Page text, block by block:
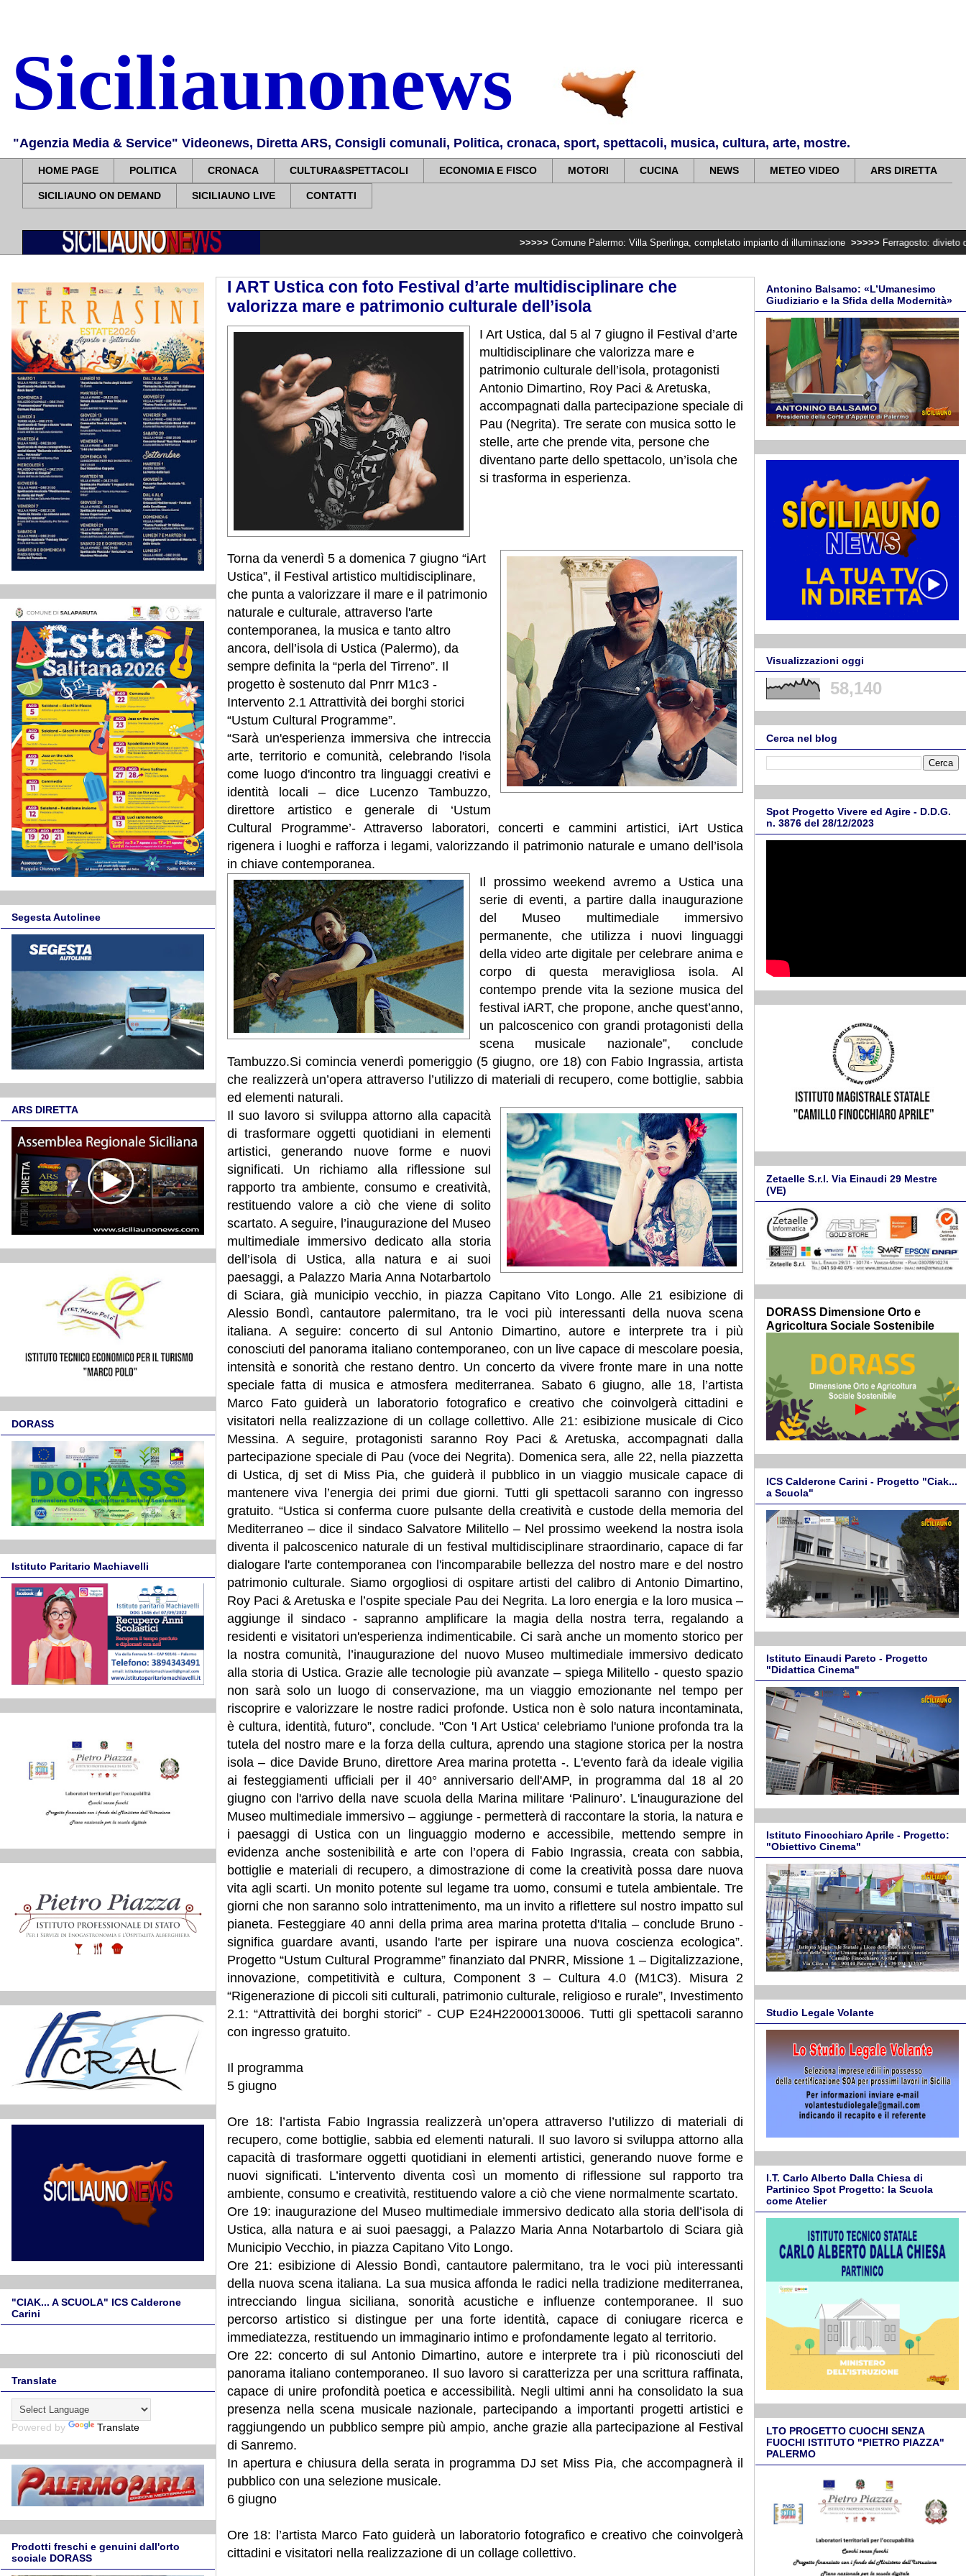
Siciliaunonews
"Agenzia Media & Service" Videonews, Diretta ARS, Consigli comunali, Politica, cronaca, sport, spettacoli, musica, cultura, arte, mostre.
HOME PAGE POLITICA CRONACA CULTURA&SPETTACOLI ECONOMIA E FISCO MOTORI CUCINA NEWS METEO VIDEO ARS DIRETTA
SICILIAUNO ON DEMAND SICILIAUNO LIVE CONTATTI
Comune Palermo: Villa Sperlinga, completato impianto di illuminazione >>>>> Ferragosto: divieto di trasportare
I ART Ustica con foto Festival d’arte multidisciplinare che
valorizza mare e patrimonio culturale dell’isola
I Art Ustica, dal 5 al 7 giugno il Festival d’arte
multidisciplinare che valorizza mare e
patrimonio culturale dell’isola, protagonisti
Antonio Dimartino, Roy Paci & Aretuska,
accompagnati dalla partecipazione speciale di
Pau (Negrita). Tre serate con musica sotto le
stelle, arte che prende vita, persone che
diventano parte dello spettacolo, un’isola che
si trasforma in esperienza.
Torna da venerdì 5 a domenica 7 giugno “iArt
Ustica”, il Festival artistico multidisciplinare,
che punta a valorizzare il mare e il patrimonio
naturale e culturale, attraverso l'arte
contemporanea, la musica e tanto altro
ancora, dell’isola di Ustica (Palermo), da
sempre definita la “perla del Tirreno”. Il
progetto è sostenuto dal Pnrr M1c3 -
Intervento 2.1 Attrattività dei borghi storici
“Ustum Cultural Programme”.
“Sarà un'esperienza immersiva che intreccia
arte, territorio e comunità, celebrando l'isola
come luogo d'incontro tra linguaggi creativi e
identità locali – dice Lucenzo Tambuzzo,
direttore artistico e generale di ‘Ustum
Cultural Programme’- Attraverso laboratori, concerti e cammini artistici, iArt Ustica
rigenera i luoghi e rafforza i legami, valorizzando il patrimonio naturale e umano dell’isola
in chiave contemporanea.
Il prossimo weekend avremo a Ustica una
serie di eventi, a partire dalla inaugurazione
del Museo multimediale immersivo
permanente, che utilizza i nuovi linguaggi
della video arte digitale per celebrare anima e
corpo di questa meravigliosa isola. Al
contempo prende vita la sezione musica del
festival iART, che propone, anche quest’anno,
un palcoscenico con grandi protagonisti della
scena musicale nazionale”, conclude
Tambuzzo.Si comincia venerdì pomeriggio (5 giugno, ore 18) con Fabio Ingrassia, artista
che realizzerà un’opera attraverso l’utilizzo di materiali di recupero, come bottiglie, sabbia
ed elementi naturali.
Il suo lavoro si sviluppa attorno alla capacità
di trasformare oggetti quotidiani in elementi
artistici, generando nuove forme e nuovi
significati. Un richiamo alla riflessione sul
rapporto tra ambiente, consumo e creatività,
restituendo valore a ciò che viene di solito
scartato. A seguire, l’inaugurazione del Museo
multimediale immersivo dedicato alla storia
dell’isola di Ustica, alla natura e ai suoi
paesaggi, a Palazzo Maria Anna Notarbartolo
di Sciara, già municipio vecchio, in piazza Capitano Vito Longo. Alle 21 esibizione di
Alessio Bondì, cantautore palermitano, tra le voci più interessanti della nuova scena
italiana. A seguire: concerto di sul Antonio Dimartino, autore e interprete tra i più
conosciuti del panorama italiano contemporaneo, con un live capace di mescolare poesia,
intensità e sonorità che restano dentro. Un concerto da vivere fronte mare in una notte
speciale fatta di musica e atmosfera mediterranea. Sabato 6 giugno, alle 18, l’artista
Marco Fato guiderà un laboratorio fotografico e creativo che coinvolgerà cittadini e
visitatori nella realizzazione di un collage collettivo. Alle 21: esibizione musicale di Cico
Messina. A seguire, protagonisti saranno Roy Paci & Aretuska, accompagnati dalla
partecipazione speciale di Pau (voce dei Negrita). Domenica sera, alle 22, nella piazzetta
di Ustica, dj set di Miss Pia, che guiderà il pubblico in un viaggio musicale capace di
mantenere viva l’energia dei primi due giorni. Tutti gli spettacoli saranno con ingresso
gratuito. “Ustica si conferma cuore pulsante della creatività e custode della memoria del
Mediterraneo – dice il sindaco Salvatore Militello – Nel prossimo weekend la nostra isola
diventa il palcoscenico naturale di un festival multidisciplinare straordinario, capace di far
dialogare l'arte contemporanea con l'incomparabile bellezza del nostro mare e del nostro
patrimonio culturale. Siamo orgogliosi di ospitare artisti del calibro di Antonio Dimartino,
Roy Paci & Aretuska e l’ospite speciale Pau dei Negrita. La loro energia e la loro musica –
aggiunge il sindaco - sapranno amplificare la magia della nostra terra, regalando a
residenti e visitatori un'esperienza indimenticabile. Ci sarà anche un momento storico per
la nostra comunità, l’inaugurazione del nuovo Museo multimediale immersivo dedicato
alla storia di Ustica. Grazie alle tecnologie più avanzate – spiega Militello - questo spazio
non sarà solo un luogo di conservazione, ma un viaggio emozionante nel tempo per
riscoprire e valorizzare le nostre radici profonde. Ustica non è solo natura incontaminata,
è cultura, identità, futuro”, conclude. "Con 'I Art Ustica' celebriamo l'unione profonda tra la
tutela del nostro mare e la forza della cultura, aprendo una stagione storica per la nostra
isola – dice Davide Bruno, direttore Area marina protetta -. L'evento farà da ideale vigilia
ai festeggiamenti ufficiali per il 40° anniversario dell'AMP, in programma dal 18 al 20
giugno con l'arrivo della nave scuola della Marina militare ‘Palinuro’. L'inaugurazione del
Museo multimediale immersivo – aggiunge - permetterà di raccontare la storia, la natura e
i paesaggi di Ustica con un linguaggio moderno e accessibile, mettendo sempre in
evidenza anche sostenibilità e arte con l’opera di Fabio Ingrassia, creata con sabbia,
bottiglie e materiali di recupero, a dimostrazione di come la creatività possa dare nuova
vita agli scarti. Un monito potente sul legame tra uomo, consumi e tutela ambientale. Tre
giorni che non saranno solo intrattenimento, ma un invito a riflettere sul nostro impatto sul
pianeta. Festeggiare 40 anni della prima area marina protetta d'Italia – conclude Bruno -
significa guardare avanti, usando l'arte per ispirare una nuova coscienza ecologica”.
Progetto “Ustum Cultural Programme” finanziato dal PNRR, Missione 1 – Digitalizzazione,
innovazione, competitività e cultura, Component 3 – Cultura 4.0 (M1C3). Misura 2
“Rigenerazione di piccoli siti culturali, patrimonio culturale, religioso e rurale”, Investimento
2.1: “Attrattività dei borghi storici” - CUP E24H22000130006. Tutti gli spettacoli saranno
con ingresso gratuito.
Il programma
5 giugno
Ore 18: l’artista Fabio Ingrassia realizzerà un’opera attraverso l’utilizzo di materiali di
recupero, come bottiglie, sabbia ed elementi naturali. Il suo lavoro si sviluppa attorno alla
capacità di trasformare oggetti quotidiani in elementi artistici, generando nuove forme e
nuovi significati. L’intervento diventa così un momento di riflessione sul rapporto tra
ambiente, consumo e creatività, restituendo valore a ciò che viene normalmente scartato.
Ore 19: inaugurazione del Museo multimediale immersivo dedicato alla storia dell’isola di
Ustica, alla natura e ai suoi paesaggi, a Palazzo Maria Anna Notarbartolo di Sciara già
Municipio Vecchio, in piazza Capitano Vito Longo.
Ore 21: esibizione di Alessio Bondì, cantautore palermitano, tra le voci più interessanti
della nuova scena italiana. La sua musica affonda le radici nella tradizione mediterranea,
intrecciando lingua siciliana, sonorità acustiche e influenze contemporanee. Il suo
percorso artistico si distingue per una forte identità, capace di coniugare ricerca e
immediatezza, restituendo un immaginario intimo e profondamente legato al territorio.
Ore 22: concerto di sul Antonio Dimartino, autore e interprete tra i più riconosciuti del
panorama italiano contemporaneo. Il suo lavoro si caratterizza per una scrittura raffinata,
capace di unire profondità poetica e accessibilità. Negli ultimi anni ha consolidato la sua
presenza nella scena musicale nazionale, partecipando a importanti progetti artistici e
raggiungendo un pubblico sempre più ampio, anche grazie alla partecipazione al Festival
di Sanremo.
In apertura e chiusura della serata in programma DJ set Miss Pia, che accompagnerà il
pubblico con una selezione musicale.
6 giugno
Ore 18: l’artista Marco Fato guiderà un laboratorio fotografico e creativo che coinvolgerà
cittadini e visitatori nella realizzazione di un collage collettivo.
Segesta Autolinee
ARS DIRETTA
DORASS
Istituto Paritario Machiavelli
"CIAK... A SCUOLA" ICS Calderone
Carini
Translate
Powered by Translate
Prodotti freschi e genuini dall'orto
sociale DORASS
Antonino Balsamo: «L’Umanesimo
Giudiziario e la Sfida della Modernità»
Visualizzazioni oggi
58,140
Cerca nel blog
Spot Progetto Vivere ed Agire - D.D.G.
n. 3876 del 28/12/2023
Zetaelle S.r.l. Via Einaudi 29 Mestre
(VE)
DORASS Dimensione Orto e
Agricoltura Sociale Sostenibile
ICS Calderone Carini - Progetto "Ciak...
a Scuola"
Istituto Einaudi Pareto - Progetto
"Didattica Cinema"
Istituto Finocchiaro Aprile - Progetto:
"Obiettivo Cinema"
Studio Legale Volante
I.T. Carlo Alberto Dalla Chiesa di
Partinico Spot Progetto: la Scuola
come Atelier
LTO PROGETTO CUOCHI SENZA
FUOCHI ISTITUTO "PIETRO PIAZZA"
PALERMO